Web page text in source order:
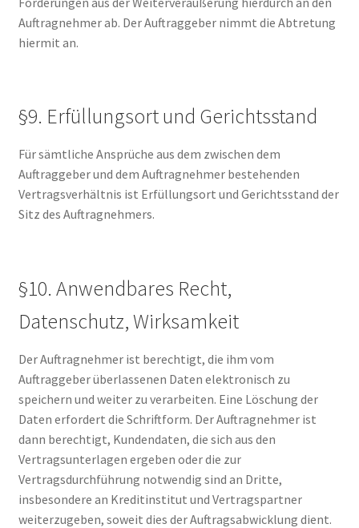
Auftragnehmer ab. Der Auftraggeber nimmt die Abtretung
hiermit an.
§9. Erfüllungsort und Gerichtsstand
Für sämtliche Ansprüche aus dem zwischen dem
Auftraggeber und dem Auftragnehmer bestehenden
Vertragsverhältnis ist Erfüllungsort und Gerichtsstand der
Sitz des Auftragnehmers.
§10. Anwendbares Recht,
Datenschutz, Wirksamkeit
Der Auftragnehmer ist berechtigt, die ihm vom
Auftraggeber überlassenen Daten elektronisch zu
speichern und weiter zu verarbeiten. Eine Löschung der
Daten erfordert die Schriftform. Der Auftragnehmer ist
dann berechtigt, Kundendaten, die sich aus den
Vertragsunterlagen ergeben oder die zur
Vertragsdurchführung notwendig sind an Dritte,
insbesondere an Kreditinstitut und Vertragspartner
weiterzugeben, soweit dies der Auftragsabwicklung dient.